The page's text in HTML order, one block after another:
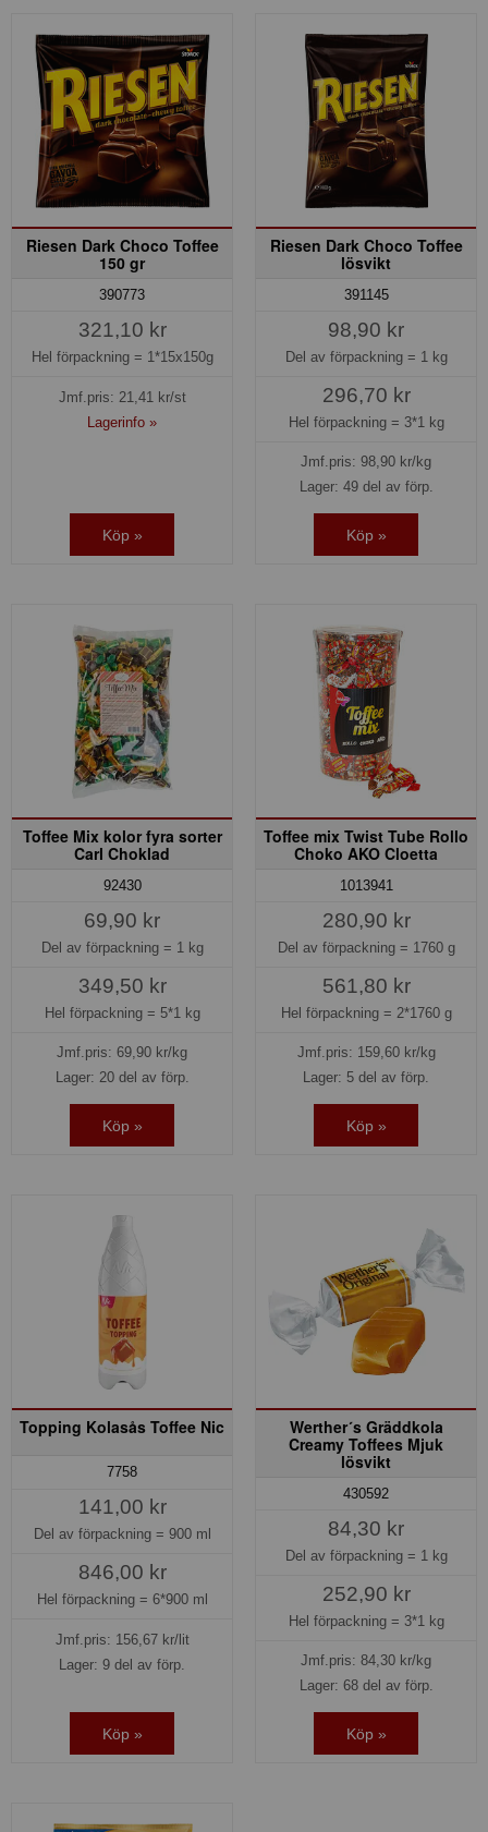
Riesen Dark Choco Toffee
150 gr
390773
321,10 kr
Hel förpackning = 1*15x150g
Jmf.pris: 21,41 kr/st
Lagerinfo »
Köp »
Riesen Dark Choco Toffee
lösvikt
391145
98,90 kr
Del av förpackning = 1 kg
296,70 kr
Hel förpackning = 3*1 kg
Jmf.pris: 98,90 kr/kg
Lager: 49 del av förp.
Köp »
Toffee Mix kolor fyra sorter
Carl Choklad
92430
69,90 kr
Del av förpackning = 1 kg
349,50 kr
Hel förpackning = 5*1 kg
Jmf.pris: 69,90 kr/kg
Lager: 20 del av förp.
Köp »
Toffee mix Twist Tube Rollo
Choko AKO Cloetta
1013941
280,90 kr
Del av förpackning = 1760 g
561,80 kr
Hel förpackning = 2*1760 g
Jmf.pris: 159,60kr/kg
Lager: 5 del av förp.
Köp »
Topping Kolasås Toffee Nic
7758
141,00 kr
Del av förpackning = 900 ml
846,00 kr
Hel förpackning = 6*900 ml
Jmf.pris: 156,67kr/lit
Lager: 9 del av förp.
Köp »
Werther´s Gräddkola
Creamy Toffees Mjuk
lösvikt
430592
84,30 kr
Del av förpackning = 1 kg
252,90 kr
Hel förpackning = 3*1 kg
Jmf.pris: 84,30 kr/kg
Lager: 68 del av förp.
Köp »